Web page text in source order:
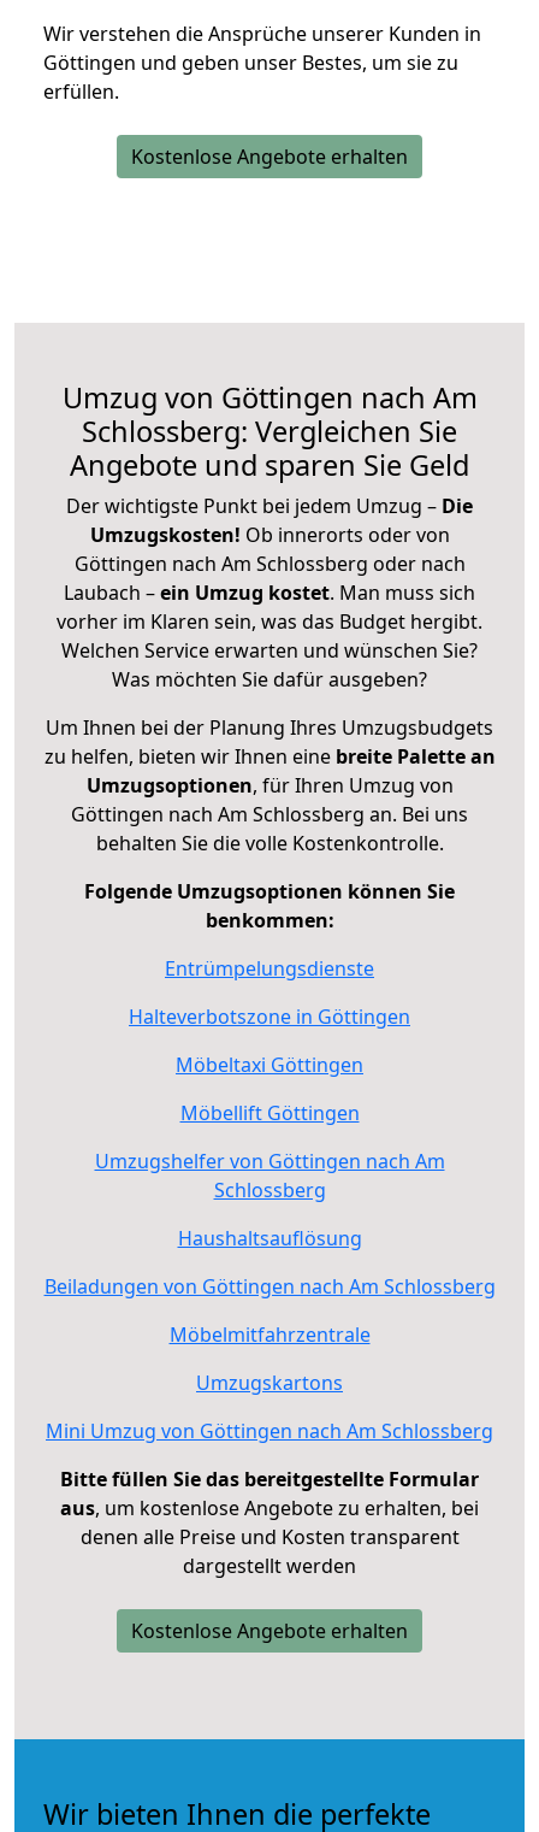
Wir verstehen die Ansprüche unserer Kunden in
Göttingen und geben unser Bestes, um sie zu
erfüllen.
Kostenlose Angebote erhalten
Umzug von Göttingen nach Am
Schlossberg: Vergleichen Sie
Angebote und sparen Sie Geld
Der wichtigste Punkt bei jedem Umzug – Die
Umzugskosten! Ob innerorts oder von
Göttingen nach Am Schlossberg oder nach
Laubach –ein Umzug kostet. Man muss sich
vorher im Klaren sein, was das Budget hergibt.
Welchen Service erwarten und wünschen Sie?
Was möchten Sie dafür ausgeben?
Um Ihnen bei der Planung Ihres Umzugsbudgets
zu helfen, bieten wir Ihnen eine breite Palette an
Umzugsoptionen, für Ihren Umzug von
Göttingen nach Am Schlossberg an. Bei uns
behalten Sie die volle Kostenkontrolle.
Folgende Umzugsoptionen können Sie
benkommen:
Entrümpelungsdienste
Halteverbotszone in Göttingen
Möbeltaxi Göttingen
Möbellift Göttingen
Umzugshelfer von Göttingen nach Am
Schlossberg
Haushaltsauflösung
Beiladungen von Göttingen nach Am Schlossberg
Möbelmitfahrzentrale
Umzugskartons
Mini Umzug von Göttingen nach Am Schlossberg
Bitte füllen Sie das bereitgestellte Formular
aus, um kostenlose Angebote zu erhalten, bei
denen alle Preise und Kosten transparent
dargestellt werden
Kostenlose Angebote erhalten
Wir bieten Ihnen die perfekte